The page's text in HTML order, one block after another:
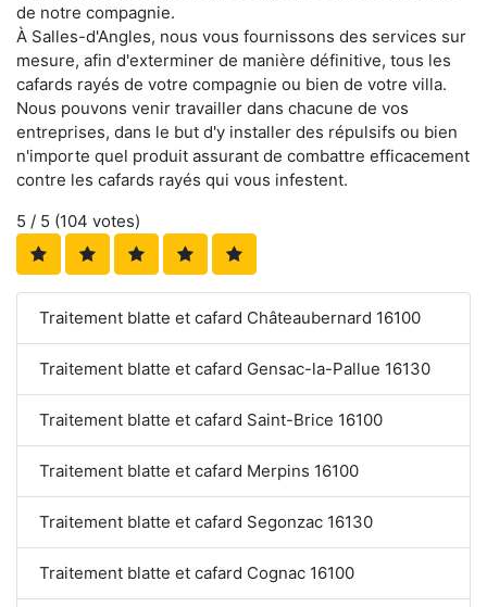
de notre compagnie.
À Salles-d'Angles, nous vous fournissons des services sur
mesure, afin d'exterminer de manière définitive, tous les
cafards rayés de votre compagnie ou bien de votre villa.
Nous pouvons venir travailler dans chacune de vos
entreprises, dans le but d'y installer des répulsifs ou bien
n'importe quel produit assurant de combattre efficacement
contre les cafards rayés qui vous infestent.
5 / 5 (104 votes)
Traitement blatte et cafard Châteaubernard 16100
Traitement blatte et cafard Gensac-la-Pallue 16130
Traitement blatte et cafard Saint-Brice 16100
Traitement blatte et cafard Merpins 16100
Traitement blatte et cafard Segonzac 16130
Traitement blatte et cafard Cognac 16100